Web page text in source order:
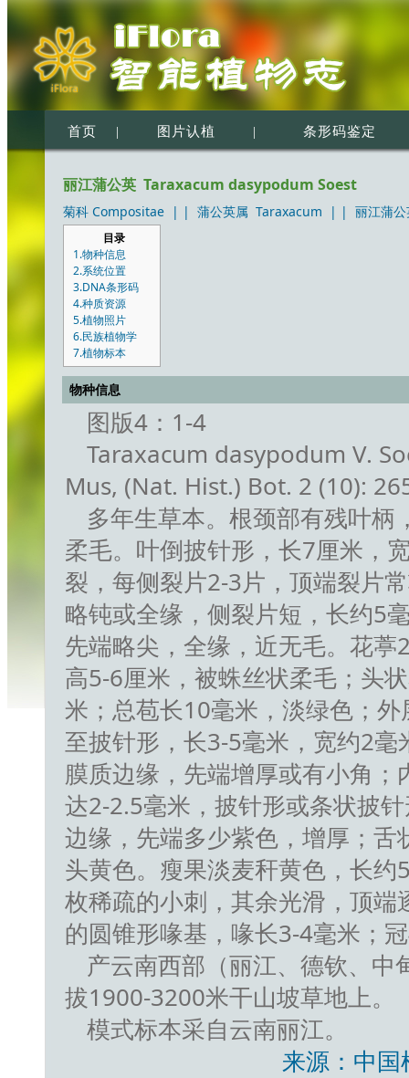
首页 | 图片认植 | 条形码鉴定
丽江蒲公英 Taraxacum dasypodum Soest
菊科 Compositae | | 蒲公英属 Taraxacum | | 丽江蒲
目录
1.物种信息
2.系统位置
3.DNA条形码
4.种质资源
5.植物照片
6.民族植物学
7.植物标本
物种信息
图版4：1-4
Taraxacum dasypodum V.
Mus, (Nat. Hist.) Bot. 2 (10):
多年生草本。根颈部有残叶柄
柔毛。叶倒披针形，长7厘米，
裂，每侧裂片2-3片，顶端裂片
略钝或全缘，侧裂片短，长约5
先端略尖，全缘，近无毛。花葶
高5-6厘米，被蛛丝状柔毛；头
米；总苞长10毫米，淡绿色；
至披针形，长3-5毫米，宽约2毫
膜质边缘，先端增厚或有小角；
达2-2.5毫米，披针形或条状披
边缘，先端多少紫色，增厚；舌
头黄色。瘦果淡麦秆黄色，长约
枚稀疏的小刺，其余光滑，顶端
的圆锥形喙基，喙长3-4毫米；
产云南西部（丽江、德钦、中
拔1900-3200米干山坡草地上。
模式标本采自云南丽江。
来源：中